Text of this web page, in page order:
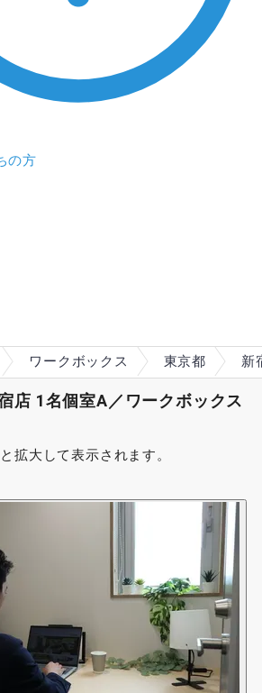
の方
ワークボックス 東京都 新
店 1名個室A／ワークボックス
拡大して表示されます。